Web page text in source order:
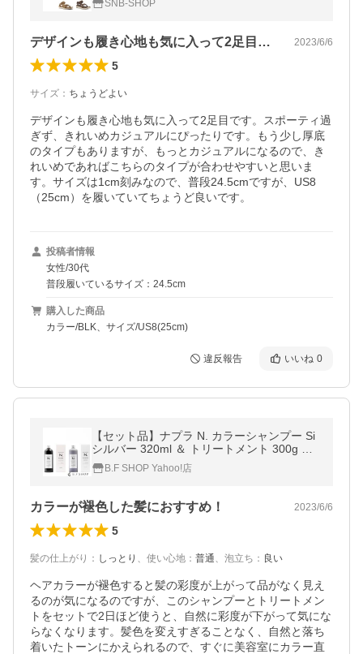
ブラック/25cm】
SNB-SHOP
デザインも履き心地も気に入って2足目で… 2023/6/6
5
サイズ ： ちょうどよい
デザインも履き心地も気に入って2足目です。スポーティ過
ぎず、きれいめカジュアルにぴったりです。もう少し厚底
のタイプもありますが、もっとカジュアルになるので、き
れいめであればこちらのタイプが合わせやすいと思いま
す。サイズは1cm刻みなので、普段24.5cmですが、US8
（25cm）を履いていてちょうど良いです。
投稿者情報
女性/30代
普段履いているサイズ：24.5cm
購入した商品
カラー/BLK、サイズ/US8(25cm)
違反報告 いいね 0
【セット品】ナプラ N. カラーシャンプー Si
シルバー 320ml ＆ トリートメント 300g エ
ヌドット napla LSC
B.F SHOP Yahoo!店
カラーが褪色した髪におすすめ！ 2023/6/6
5
髪の仕上がり ： しっとり 、 使い心地 ： 普通、 泡立ち ： 良い
ヘアカラーが褪色すると髪の彩度が上がって品がなく見え
るのが気になるのですが、このシャンプーとトリートメン
トをセットで2日ほど使うと、自然に彩度が下がって気にな
らなくなります。髪色を変えすぎることなく、自然と落ち
着いたトーンにかえられるので、すぐに美容室にカラー直